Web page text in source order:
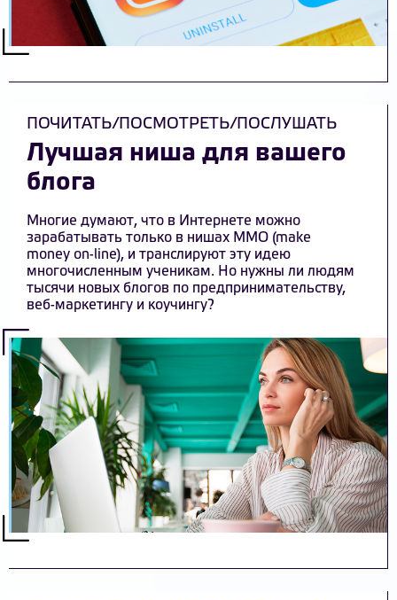
ПОЧИТАТЬ/ПОСМОТРЕТЬ/ПОСЛУШАТЬ
Лучшая ниша для вашего
блога
Многие думают, что в Интернете можно
зарабатывать только в нишах MMO (make
money on-line), и транслируют эту идею
многочисленным ученикам. Но нужны ли людям
тысячи новых блогов по предпринимательству,
веб-маркетингу и коучингу?